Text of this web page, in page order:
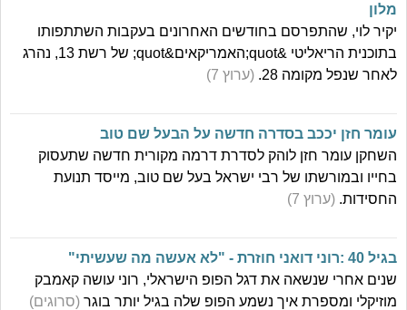
מלון
יקיר לוי, שהתפרסם בחודשים האחרונים בעקבות השתתפותו
בתוכנית הריאליטי &quot;האמריקאים&quot; של רשת 13, נהרג
לאחר שנפל מקומה 28.
(ערוץ 7)
עומר חזן יככב בסדרה חדשה על הבעל שם טוב
השחקן עומר חזן לוהק לסדרת דרמה מקורית חדשה שתעסוק
בחייו ובמורשתו של רבי ישראל בעל שם טוב, מייסד תנועת
החסידות. (ערוץ 7)
בגיל 40 :רוני דואני חוזרת - "לא אעשה מה שעשיתי"
שנים אחרי שנשאה את דגל הפופ הישראלי, רוני עושה קאמבק
מוזיקלי ומספרת איך נשמע הפופ שלה בגיל יותר בוגר (סרוגים)